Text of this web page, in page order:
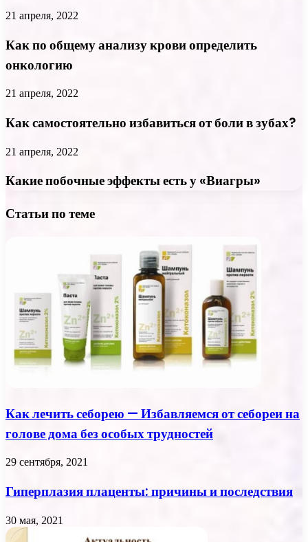
21 апреля, 2022
Как по общему анализу крови определить
онкологию
21 апреля, 2022
Как самостоятельно избавиться от боли в зубах?
21 апреля, 2022
Какие побочные эффекты есть у «Виагры»
Статьи по теме
Как лечить себорею — Избавляемся от себореи на
голове дома без особых трудностей
29 сентября, 2021
Гиперплазия плаценты: причины и последствия
30 мая, 2021